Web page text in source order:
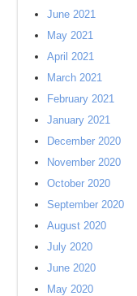
June 2021
May 2021
April 2021
March 2021
February 2021
January 2021
December 2020
November 2020
October 2020
September 2020
August 2020
July 2020
June 2020
May 2020